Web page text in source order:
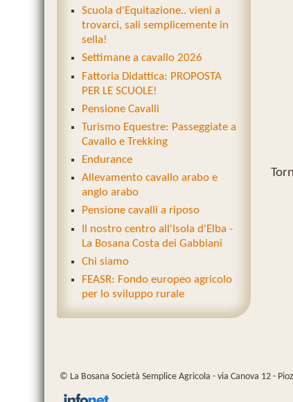
Scuola d'Equitazione.. vieni a
trovarci, sali semplicemente in
sella!
Settimane a cavallo 2026
Fattoria Didattica: PROPOSTA
PER LE SCUOLE!
Pensione Cavalli
Turismo Equestre: Passeggiate a
Cavallo e Trekking
Endurance
Allevamento cavallo arabo e
anglo arabo
Pensione cavalli a riposo
Il nostro centro all'Isola d'Elba -
La Bosana Costa dei Gabbiani
Chi siamo
FEASR: Fondo europeo agricolo
per lo sviluppo rurale
© La Bosana Società Semplice Agricola - via Canova 12 -